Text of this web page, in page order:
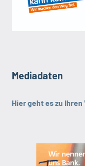
Mediadaten
Hier geht es zu